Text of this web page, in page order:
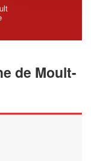
de Moult-